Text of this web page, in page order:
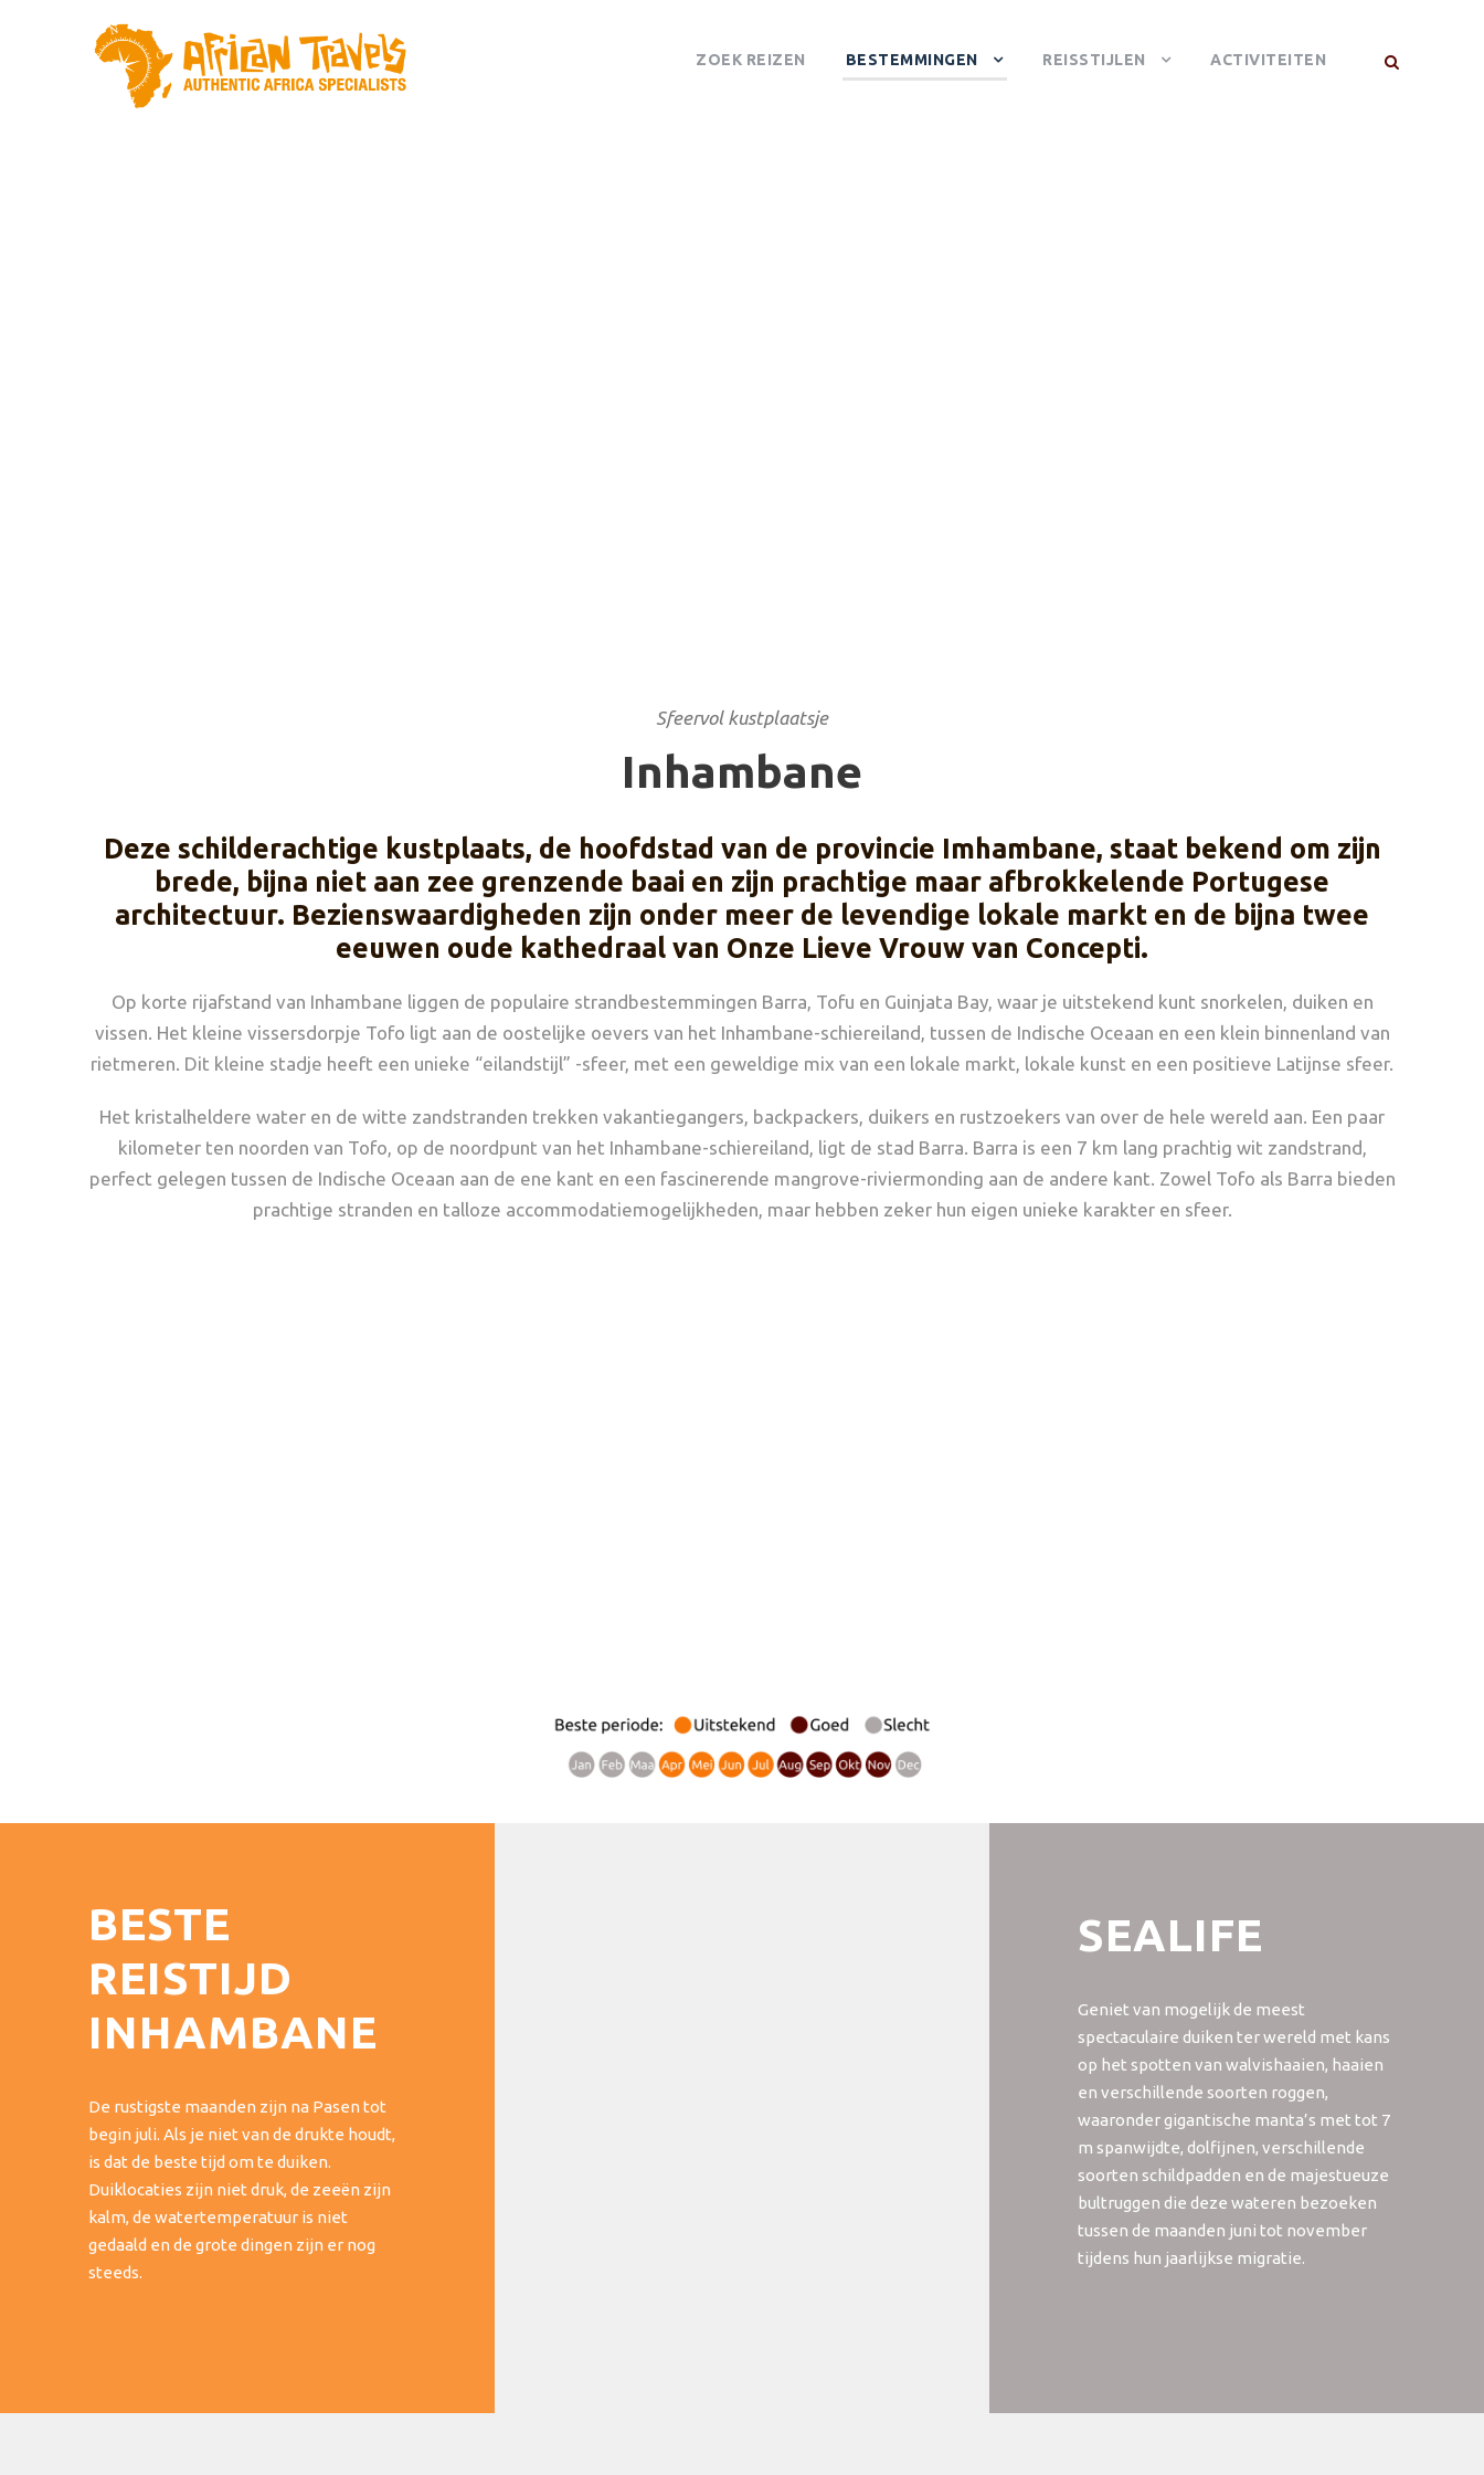
ZOEK REIZEN BESTEMMINGEN REISSTIJLEN ACTIVITEITEN
Sfeervol kustplaatsje
Inhambane
Deze schilderachtige kustplaats, de hoofdstad van de provincie Imhambane, staat bekend om zijn
brede, bijna niet aan zee grenzende baai en zijn prachtige maar afbrokkelende Portugese
architectuur. Bezienswaardigheden zijn onder meer de levendige lokale markt en de bijna twee
eeuwen oude kathedraal van Onze Lieve Vrouw van Concepti.
Op korte rijafstand van Inhambane liggen de populaire strandbestemmingen Barra, Tofu en Guinjata Bay, waar je uitstekend kunt snorkelen, duiken en
vissen. Het kleine vissersdorpje Tofo ligt aan de oostelijke oevers van het Inhambane-schiereiland, tussen de Indische Oceaan en een klein binnenland van
rietmeren. Dit kleine stadje heeft een unieke “eilandstijl” -sfeer, met een geweldige mix van een lokale markt, lokale kunst en een positieve Latijnse sfeer.
Het kristalheldere water en de witte zandstranden trekken vakantiegangers, backpackers, duikers en rustzoekers van over de hele wereld aan. Een paar
kilometer ten noorden van Tofo, op de noordpunt van het Inhambane-schiereiland, ligt de stad Barra. Barra is een 7 km lang prachtig wit zandstrand,
perfect gelegen tussen de Indische Oceaan aan de ene kant en een fascinerende mangrove-riviermonding aan de andere kant. Zowel Tofo als Barra bieden
prachtige stranden en talloze accommodatiemogelijkheden, maar hebben zeker hun eigen unieke karakter en sfeer.
BESTE
REISTIJD
INHAMBANE
De rustigste maanden zijn na Pasen tot
begin juli. Als je niet van de drukte houdt,
is dat de beste tijd om te duiken.
Duiklocaties zijn niet druk, de zeeën zijn
kalm, de watertemperatuur is niet
gedaald en de grote dingen zijn er nog
steeds.
SEALIFE
Geniet van mogelijk de meest
spectaculaire duiken ter wereld met kans
op het spotten van walvishaaien, haaien
en verschillende soorten roggen,
waaronder gigantische manta’s met tot 7
m spanwijdte, dolfijnen, verschillende
soorten schildpadden en de majestueuze
bultruggen die deze wateren bezoeken
tussen de maanden juni tot november
tijdens hun jaarlijkse migratie.